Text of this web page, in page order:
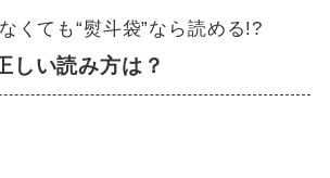
くても“熨斗袋”なら読める!?
い読み方は？